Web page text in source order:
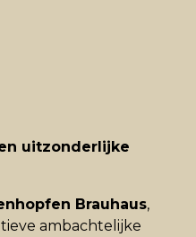
uitzonderlijke
Brauhaus,
ambachtelijke